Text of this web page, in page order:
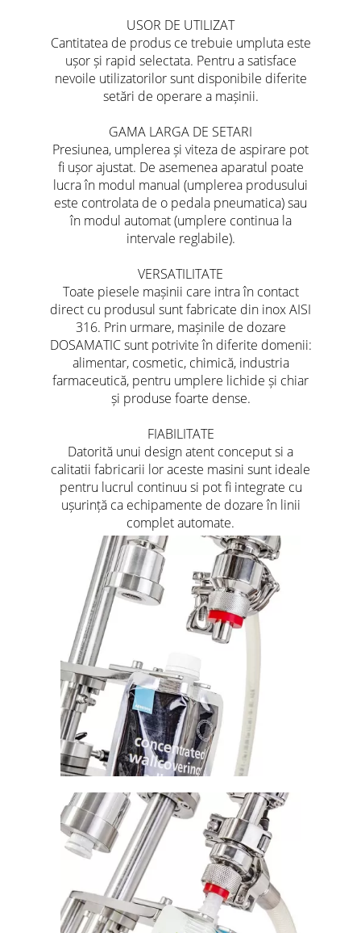
USOR DE UTILIZAT
Cantitatea de produs ce trebuie umpluta este
ușor și rapid selectata. Pentru a satisface
nevoile utilizatorilor sunt disponibile diferite
setări de operare a mașinii.
GAMA LARGA DE SETARI
Presiunea, umplerea și viteza de aspirare pot
fi ușor ajustat. De asemenea aparatul poate
lucra în modul manual (umplerea produsului
este controlata de o pedala pneumatica) sau
în modul automat (umplere continua la
intervale reglabile).
VERSATILITATE
Toate piesele mașinii care intra în contact
direct cu produsul sunt fabricate din inox AISI
316. Prin urmare, mașinile de dozare
DOSAMATIC sunt potrivite în diferite domenii:
alimentar, cosmetic, chimică, industria
farmaceutică, pentru umplere lichide și chiar
și produse foarte dense.
FIABILITATE
Datorită unui design atent conceput si a
calitatii fabricarii lor aceste masini sunt ideale
pentru lucrul continuu si pot fi integrate cu
ușurință ca echipamente de dozare în linii
complet automate.